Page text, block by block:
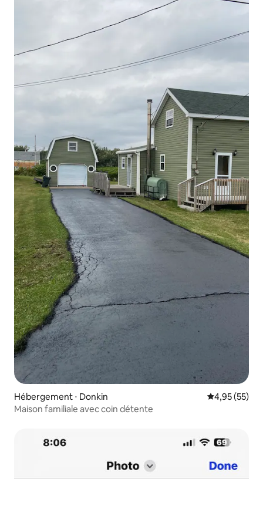
Hébergement ⋅ Donkin Évaluation
4,95 (55)
Maison familiale avec coin détente